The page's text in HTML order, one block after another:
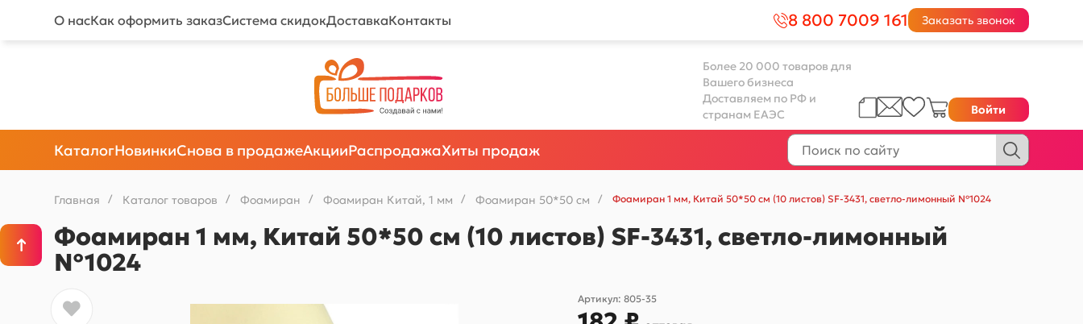
О насКак оформить заказСистема скидокДоставкаКонтакты 8 800 7009 161 Заказать звонок
Более 20 000 товаров для
Вашего бизнеса
Доставляем по РФ и
странам ЕАЭС
Войти
КаталогНовинкиСнова в продажеАкцииРаспродажаХиты продаж
Главная / Каталог товаров / Фоамиран / Фоамиран Китай, 1 мм / Фоамиран 50*50 см / Фоамиран 1 мм, Китай 50*50 см (10 листов) SF-3431, светло-лимонный №1024
Фоамиран 1 мм, Китай 50*50 см (10 листов) SF-3431, светло-лимонный
№1024
Артикул:805-35